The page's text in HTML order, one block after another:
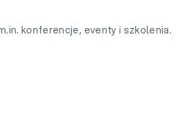
konferencje, eventy i szkolenia.